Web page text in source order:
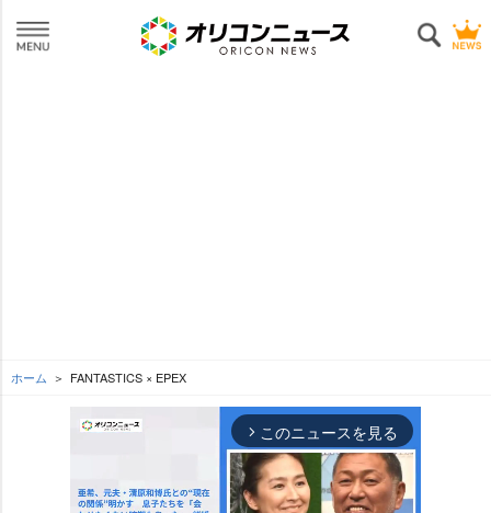
ホーム FANTASTICS × EPEX
arrow_forward_ios このニュースを見る